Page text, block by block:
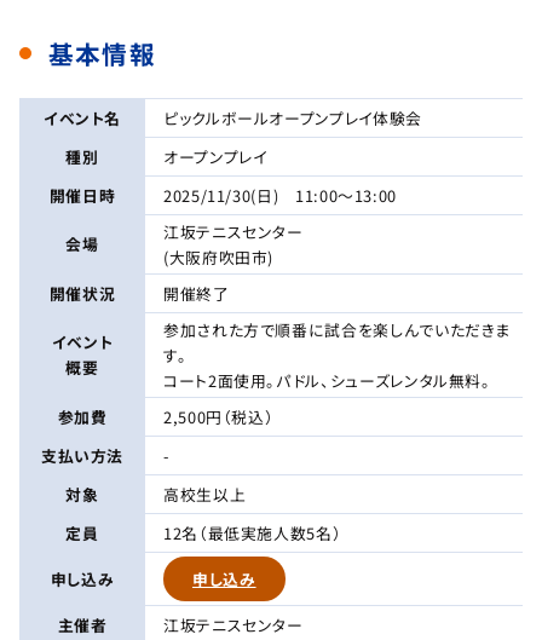
基本情報
イベント名
ピックルボールオープンプレイ体験会
種別
オープンプレイ
開催日時
2025/11/30(日) 11:00～13:00
会場
江坂テニスセンター
(大阪府吹田市)
開催状況
開催終了
イベント
概要
参加された方で順番に試合を楽しんでいただきま
す。
コート2面使用。パドル、シューズレンタル無料。
参加費
2,500円（税込）
支払い方法
-
対象
高校生以上
定員
12名（最低実施人数5名）
申し込み
申し込み
主催者
江坂テニスセンター